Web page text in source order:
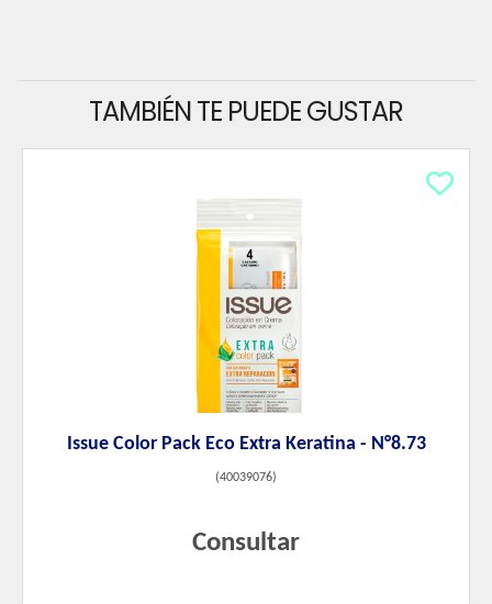
TAMBIÉN TE PUEDE GUSTAR
Issue Color Pack Eco Extra Keratina - N°8.73
(40039076)
Consultar